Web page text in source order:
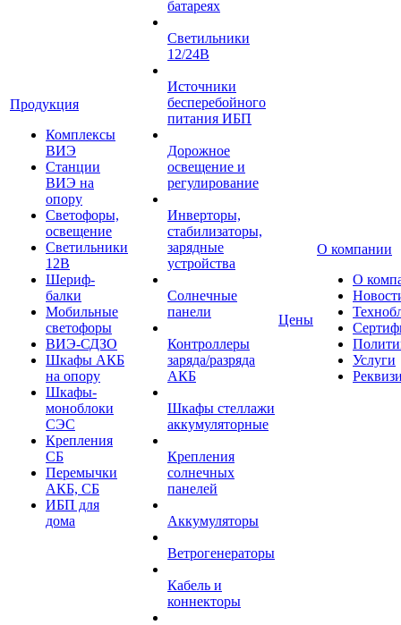
Продукция
Комплексы
ВИЭ
Станции
ВИЭ на
опору
Светофоры,
освещение
Светильники
12В
Шериф-
балки
Мобильные
светофоры
ВИЭ-СДЗО
Шкафы АКБ
на опору
Шкафы-
моноблоки
СЭС
Крепления
СБ
Перемычки
АКБ, СБ
ИБП для
дома
батареях
Светильники
12/24В
Источники
бесперебойного
питания ИБП
Дорожное
освещение и
регулирование
Инверторы,
стабилизаторы,
зарядные
устройства
Солнечные
панели
Контроллеры
заряда/разряда
АКБ
Шкафы стеллажи
аккумуляторные
Крепления
солнечных
панелей
Аккумуляторы
Ветрогенераторы
Кабель и
коннекторы
Цены
О компании
О
Услуги